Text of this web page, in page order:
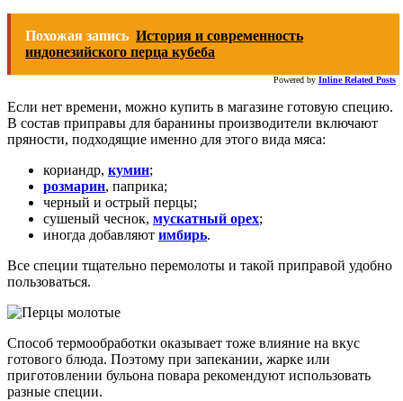
Похожая запись История и современность
индонезийского перца кубеба
Powered by Inline Related Posts
Если нет времени, можно купить в магазине готовую специю.
В состав приправы для баранины производители включают
пряности, подходящие именно для этого вида мяса:
кориандр, кумин;
розмарин, паприка;
черный и острый перцы;
сушеный чеснок, мускатный орех;
иногда добавляют имбирь.
Все специи тщательно перемолоты и такой приправой удобно
пользоваться.
Способ термообработки оказывает тоже влияние на вкус
готового блюда. Поэтому при запекании, жарке или
приготовлении бульона повара рекомендуют использовать
разные специи.